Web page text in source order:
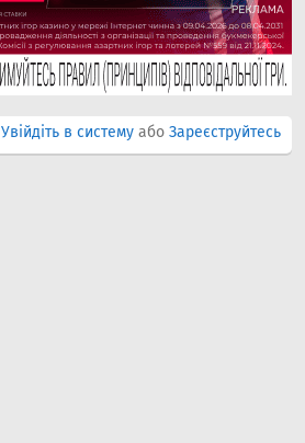
Увійдіть в систему або Зареєструйтесь